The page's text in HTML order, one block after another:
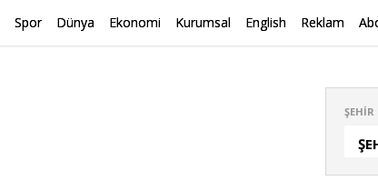
Spor Dünya Ekonomi Kurumsal English Reklam
ŞEHIR